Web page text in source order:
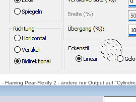
- Flaming Pear-Flexify 2 - ändere nur Output auf